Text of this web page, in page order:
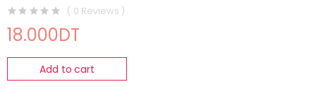
( 0 Reviews )
18.000DT
Add to cart